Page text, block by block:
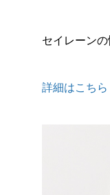
セイレーン
詳細はこちら